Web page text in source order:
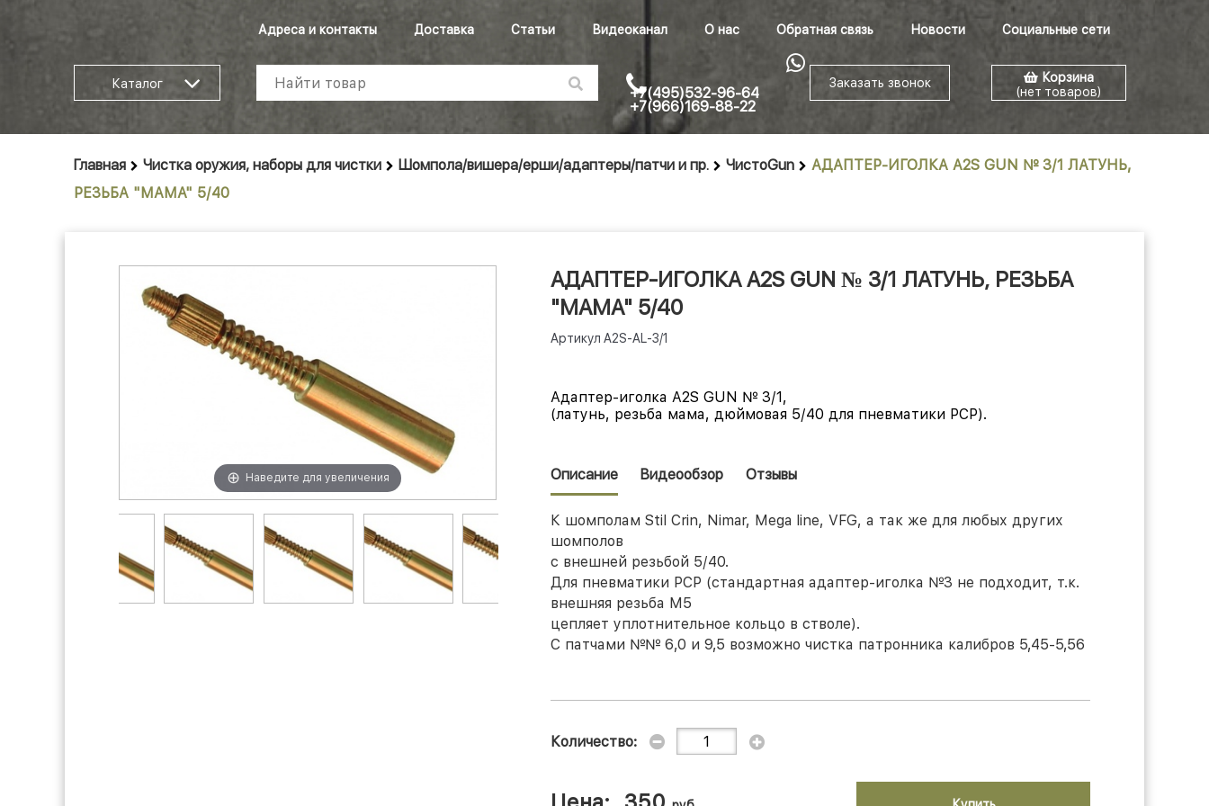
Адреса и контакты Доставка Статьи Видеоканал О нас Обратная связь Новости Социальные сети
Каталог
+7(495)532-96-64
+7(966)169-88-22
Заказать звонок
Корзина
(нет товаров)
Главная Чистка оружия, наборы для чистки Шомпола/вишера/ерши/адаптеры/патчи и пр. ЧистоGun
АДАПТЕР-ИГОЛКА A2S GUN № 3/1 ЛАТУНЬ,
РЕЗЬБА "МАМА" 5/40
Наведите для увеличения
АДАПТЕР-ИГОЛКА A2S GUN № 3/1 ЛАТУНЬ, РЕЗЬБА
"МАМА" 5/40
Артикул A2S-AL-3/1
Адаптер-иголка A2S GUN № 3/1,
(латунь, резьба мама, дюймовая 5/40 для пневматики РСР).
Описание Видеообзор Отзывы
К шомполам Stil Crin, Nimar, Mega line, VFG, а так же для любых других
шомполов
с внешней резьбой 5/40.
Для пневматики РСР (стандартная адаптер-иголка №3 не подходит, т.к.
внешняя резьба М5
цепляет уплотнительное кольцо в стволе).
С патчами №№ 6,0 и 9,5 возможно чистка патронника калибров 5,45-5,56
Количество: